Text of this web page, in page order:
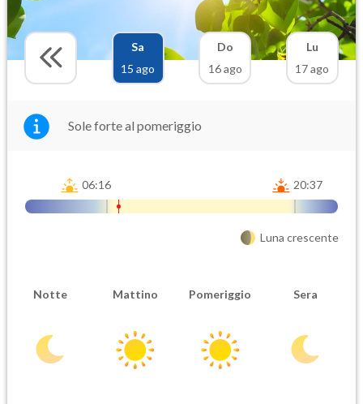
Sa
15 ago
Do
16 ago
Lu
17 ago
Sole forte al pomeriggio
06:16 20:37
Luna crescente
Notte Mattino Pomeriggio Sera